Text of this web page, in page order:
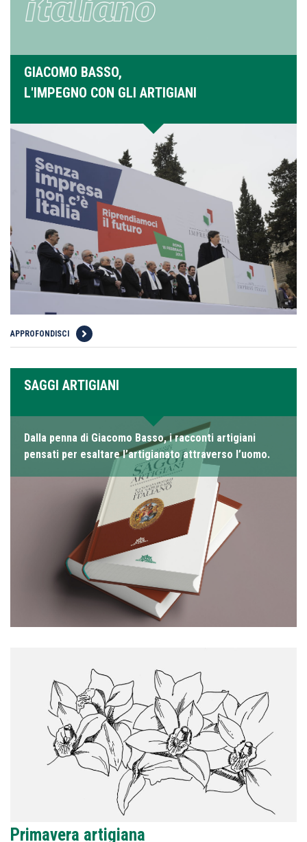
GIACOMO BASSO,
L'IMPEGNO CON GLI ARTIGIANI
APPROFONDISCI
SAGGI ARTIGIANI
Dalla penna di Giacomo Basso, i racconti artigiani
pensati per esaltare l’artigianato attraverso l’uomo.
Primavera artigiana